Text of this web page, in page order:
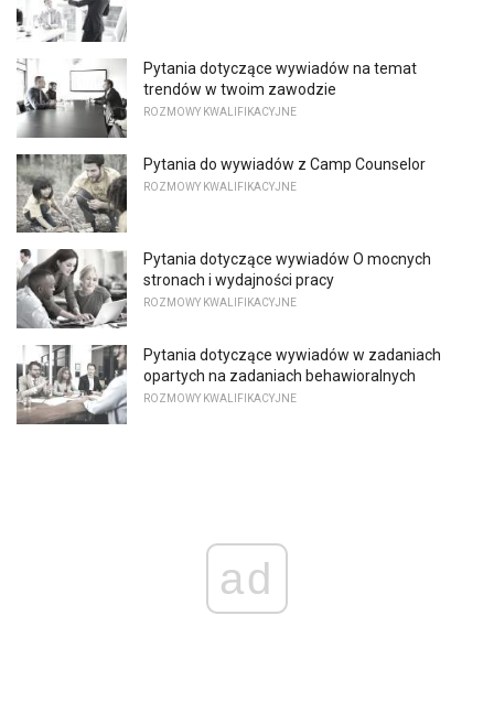
Pytania dotyczące wywiadów na temat
trendów w twoim zawodzie
ROZMOWY KWALIFIKACYJNE
Pytania do wywiadów z Camp Counselor
ROZMOWY KWALIFIKACYJNE
Pytania dotyczące wywiadów O mocnych
stronach i wydajności pracy
ROZMOWY KWALIFIKACYJNE
Pytania dotyczące wywiadów w zadaniach
opartych na zadaniach behawioralnych
ROZMOWY KWALIFIKACYJNE
ad